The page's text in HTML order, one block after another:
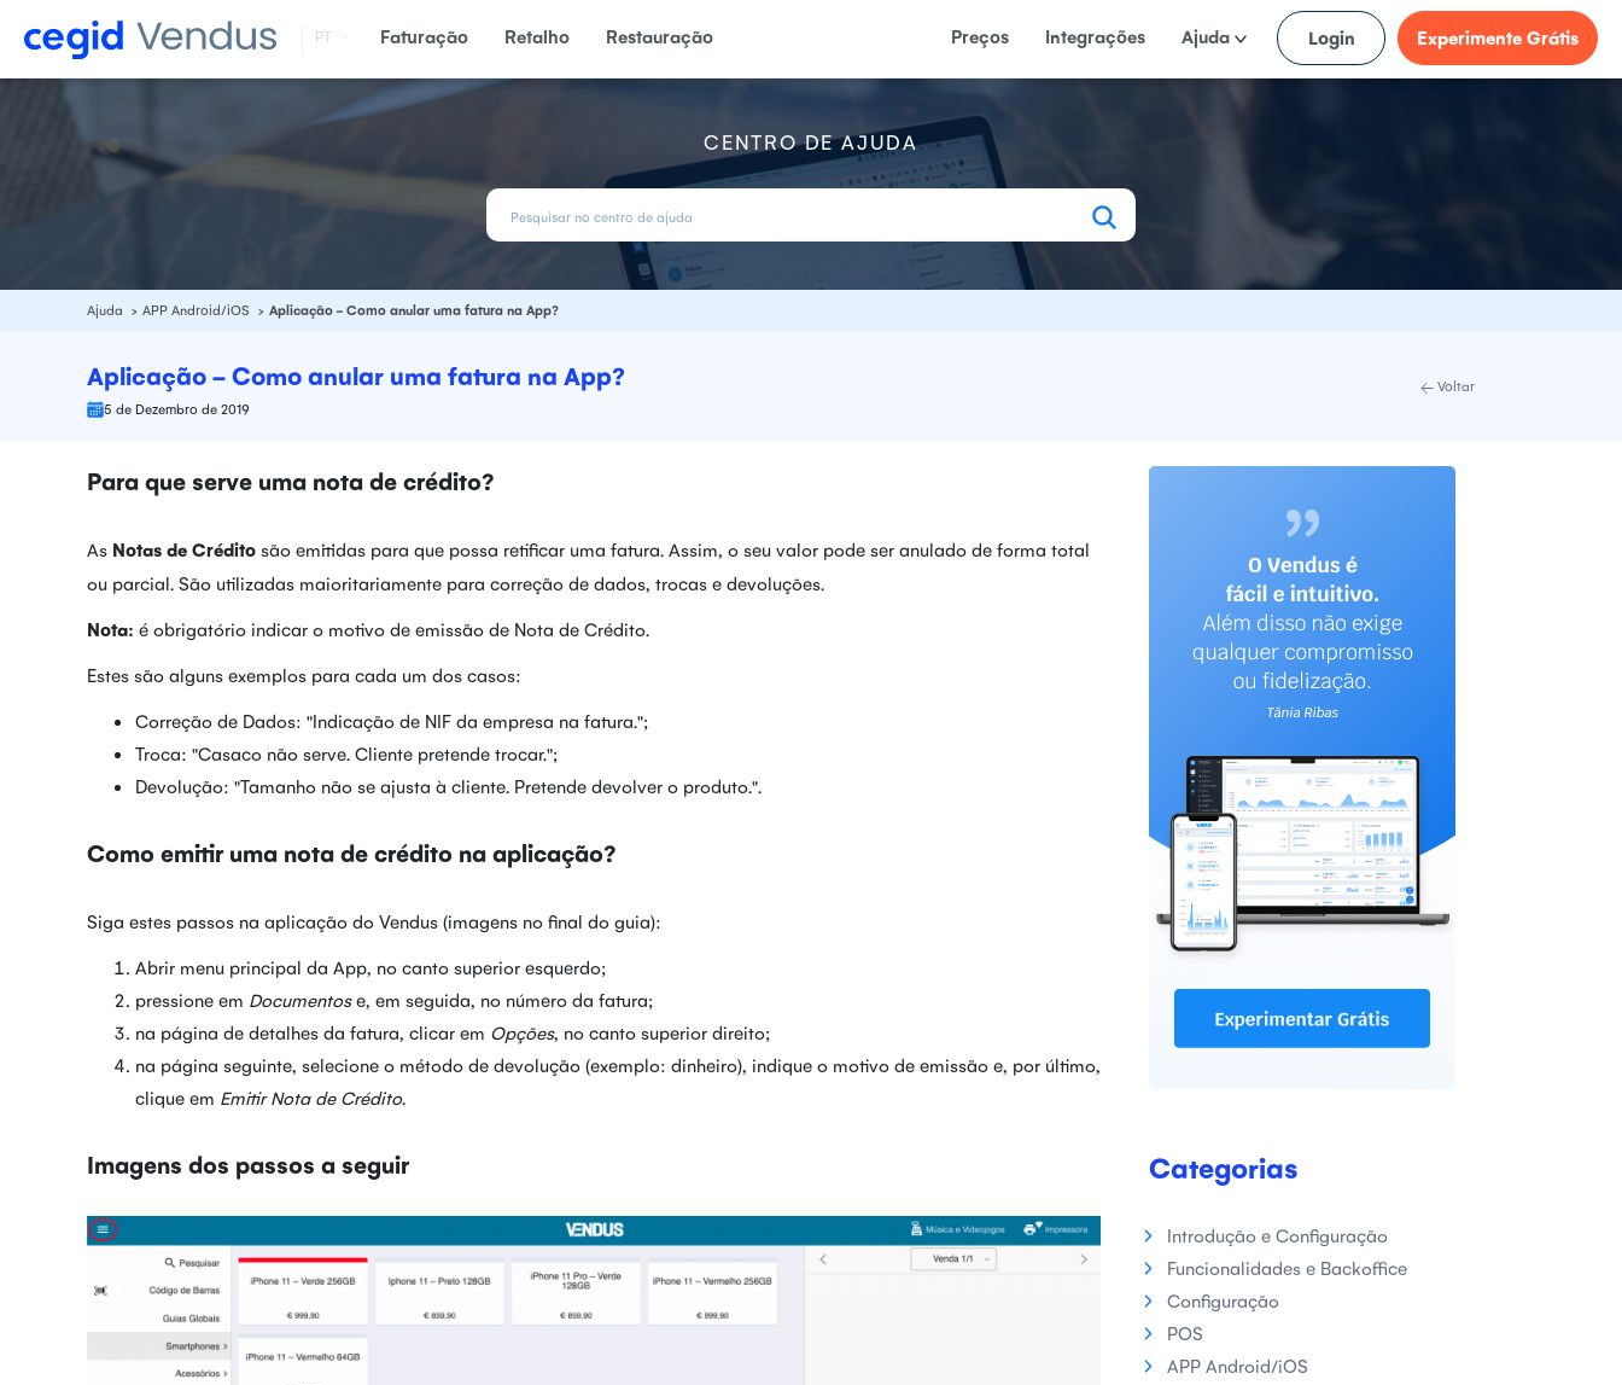
PT Faturação Retalho Restauração Preços Integrações Ajuda Login Experimente Grátis
CENTRO DE AJUDA
Ajuda APP Android/iOS Aplicação - Como anular uma fatura na App?
Aplicação - Como anular uma fatura na App?
5 de Dezembro de 2019
Voltar
Para que serve uma nota de crédito?
As Notas de Crédito são emitidas para que possa retificar uma fatura. Assim, o seu valor pode ser anulado de forma total
ou parcial. São utilizadas maioritariamente para correção de dados, trocas e devoluções.
Nota: é obrigatório indicar o motivo de emissão de Nota de Crédito.
Estes são alguns exemplos para cada um dos casos:
Correção de Dados: "Indicação de NIF da empresa na fatura.";
Troca: "Casaco não serve. Cliente pretende trocar.";
Devolução: "Tamanho não se ajusta à cliente. Pretende devolver o produto.".
Como emitir uma nota de crédito na aplicação?
Siga estes passos na aplicação do Vendus (imagens no final do guia):
Abrir menu principal da App, no canto superior esquerdo;
pressione em Documentose, em seguida, no número da fatura;
na página de detalhes da fatura, clicar em Opções, no canto superior direito;
na página seguinte, selecione o método de devolução (exemplo: dinheiro), indique o motivo de emissão e, por último,
clique em Emitir Nota de Crédito.
Imagens dos passos a seguir Categorias
Introdução e Configuração
Funcionalidades e Backoffice
Configuração
POS
APP Android/iOS